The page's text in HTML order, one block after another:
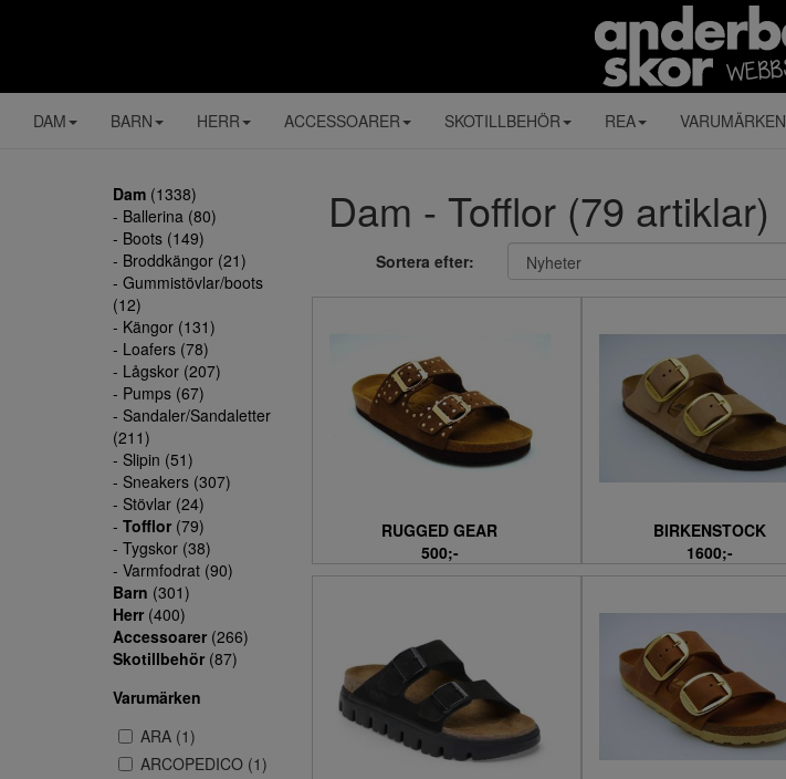
DAM BARN HERR ACCESSOARER SKOTILLBEHÖR REA VARUMÄRKEN
Dam (1338)
- Ballerina (80)
- Boots (149)
- Broddkängor (21)
- Gummistövlar/boots
(12)
- Kängor (131)
- Loafers (78)
- Lågskor (207)
- Pumps (67)
- Sandaler/Sandaletter
(211)
- Slipin (51)
- Sneakers (307)
- Stövlar (24)
- Tofflor (79)
- Tygskor (38)
- Varmfodrat (90)
Barn (301)
Herr (400)
Accessoarer (266)
Skotillbehör (87)
Varumärken
ARA (1)
ARCOPEDICO (1)
Dam - Tofflor (79 artiklar)
Sortera efter:
RUGGED GEAR
500;-
BIRKENSTOCK
1600;-